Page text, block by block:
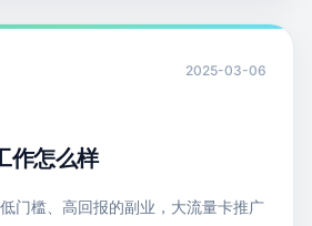
2025-03-06
作怎么样
门槛、高回报的副业，大流量卡推广